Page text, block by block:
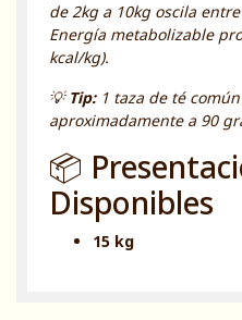
de 2kg a 10kg oscila
Energía metabolizable
kcal/kg).
💡 Tip:1 taza de té
aproximadamente a 90
📦
Disponibles
15 kg